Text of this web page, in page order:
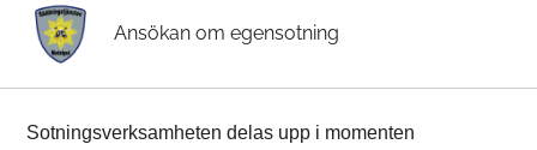
Ansökan om egensotning
Sotningsverksamheten delas upp i momenten